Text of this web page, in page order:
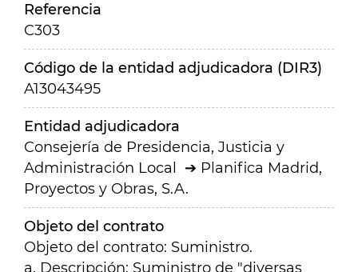
Referencia
C303
Código de la entidad adjudicadora (DIR3)
A13043495
Entidad adjudicadora
Consejería de Presidencia, Justicia y
Administración Local
Planifica Madrid,
Proyectos y Obras, S.A.
Objeto del contrato
Objeto del contrato: Suministro.
a. Descripción: Suministro de "diversas